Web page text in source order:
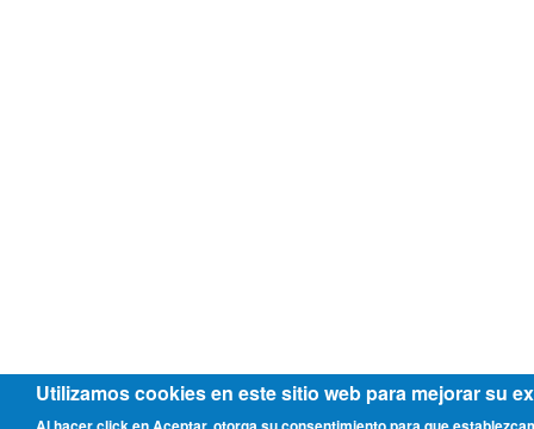
Utilizamos cookies en este sitio web para mejorar su